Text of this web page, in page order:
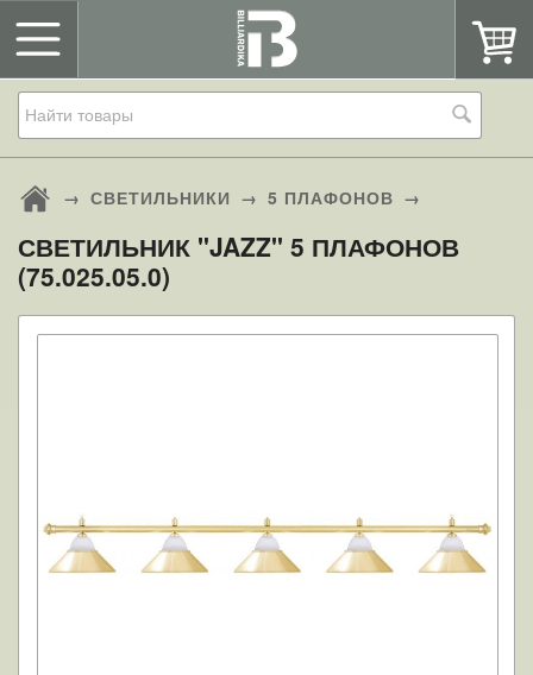
→ СВЕТИЛЬНИКИ → 5 ПЛАФОНОВ →
СВЕТИЛЬНИК "JAZZ" 5 ПЛАФОНОВ
(75.025.05.0)